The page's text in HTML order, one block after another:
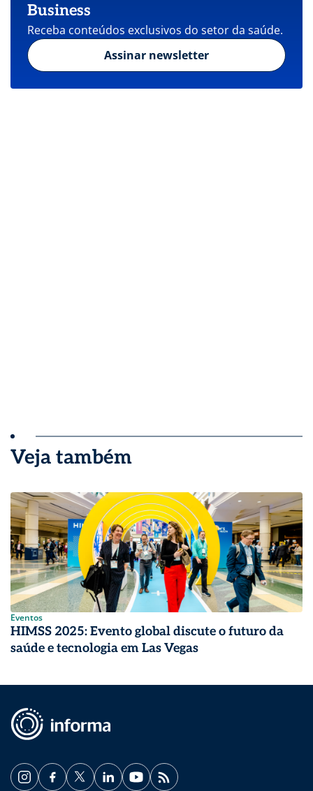
Business
Receba conteúdos exclusivos do setor da saúde.
Assinar newsletter
Veja também
Eventos
HIMSS 2025: Evento global discute o futuro da
saúde e tecnologia em Las Vegas